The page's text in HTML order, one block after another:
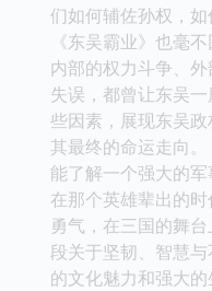
们如何辅佐孙权，如
《东吴霸业》也毫
内部的权力斗争、
失误，都曾让东吴
些因素，展现东吴
其最终的命运走向
能了解一个强大的
在那个英雄辈出的
勇气，在三国的舞
段关于坚韧、智慧
的文化魅力和强大的